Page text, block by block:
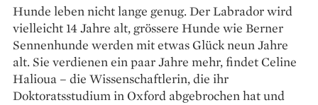
Hunde leben nicht lange genug. Der Labrador wird
vielleicht 14 Jahre alt, grössere Hunde wie Berner
Sennenhunde werden mit etwas Glück neun Jahre
alt. Sie verdienen ein paar Jahre mehr, findet Celine
Halioua – die Wissenschaftlerin, die ihr
Doktoratsstudium in Oxford abgebrochen hat und